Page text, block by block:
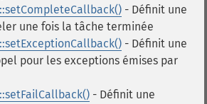
- Définit une
une fois la tâche terminée
- Définit une
pour les exceptions émises par
- Définit une